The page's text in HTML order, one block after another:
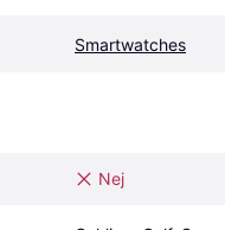
Smartwatches
Nej